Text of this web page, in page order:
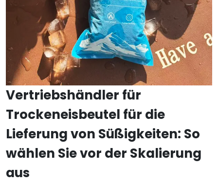
Vertriebshändler für
Trockeneisbeutel für die
Lieferung von Süßigkeiten: So
wählen Sie vor der Skalierung
aus